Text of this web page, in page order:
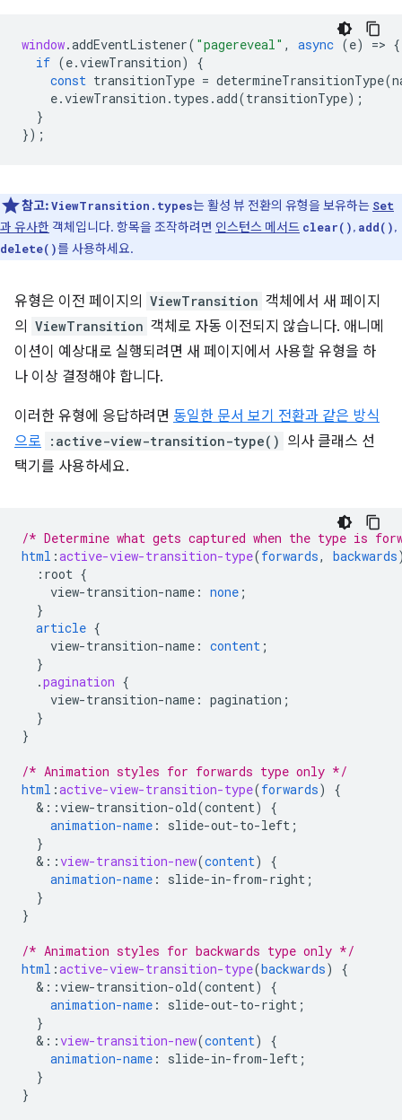
window.addEventListener( "pagereveal" , async (e) => {
if (e.viewTransition)
{
const transitionType = determineTransitionType(
e.viewTransition . types .add(transitionType);
}
});
참고:ViewTransition.types는 활성 뷰 전환의 유형을 보유하는 Set
과 유사한 객체입니다. 항목을 조작하려면 인스턴스 메서드 clear(), add(),
delete()를 사용하세요.
유형은 이전 페이지의 ViewTransition 객체에서 새 페이지
의
ViewTransition 객체로 자동 이전되지 않습니다. 애니메
이션이 예상대로 실행되려면 새 페이지에서 사용할 유형을 하
나 이상 결정해야 합니다.
이러한 유형에 응답하려면 동일한 문서 보기 전환과 같은 방식
으로
:active-view-transition-type() 의사 클래스 선
택기를 사용하세요.
/* Determine what gets captured when the type is
html :active-view-transition-type(forwards, backwards
:root {
view-transition-name : none ;
}
article {
view-transition-name : content ;
}
.pagination {
view-transition-name : pagination ;
}
}
/* Animation styles for forwards type only */
html :active-view-transition-type(forwards)
{
& ::view-transition-old(content)
{
animation-name : slide-out-to-left ;
}
& ::view-transition-new(content)
{
animation-name : slide-in-from-right ;
}
}
/* Animation styles for backwards type only */
html :active-view-transition-type(backwards)
{
& ::view-transition-old(content)
{
animation-name : slide-out-to-right ;
}
& ::view-transition-new(content)
{
animation-name : slide-in-from-left ;
}
}